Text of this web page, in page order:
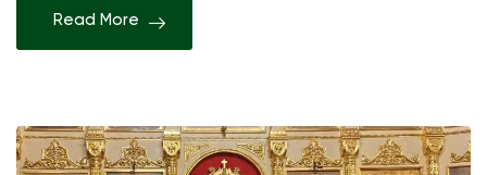
с
т
т
и
и
Read More